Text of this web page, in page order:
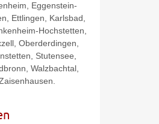
Eggenstein-
Ettlingen, Karlsbad,
Hochstetten,
Oberderdingen,
Stutensee,
Walzbachtal,